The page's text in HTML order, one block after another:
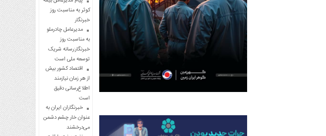
کوثر به مناسبت روز
خبرنگار
مدیرعامل چادرملو
به مناسبت روز
خبرنگار:رسانه شریک
توسعه ملی است
اقتصاد کشور بیش
از هر زمان نیازمند
اطلاع‌رسانی دقیق
است
خبرنگاران ایران به
عنوان خار چشم دشمن
می‌درخشند